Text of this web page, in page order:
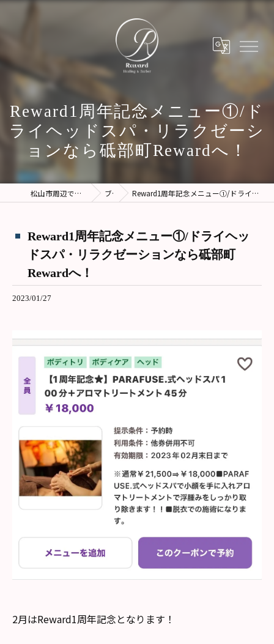
Reward1周年記念メニュー①/ド
ライヘッドスパ・リラクゼーシ
ョンなら砥部町Rewardへ！
松山市周辺でエステに行くならReward ブログ Reward1周年記念メニュー①/ドライヘッドスパ・リラクゼーションなら砥部町Rewardへ！
Reward1周年記念メニュー①/ドライヘッ
ドスパ・リラクゼーションなら砥部町
Rewardへ！
2023/01/27
2月はReward1周年記念となります！